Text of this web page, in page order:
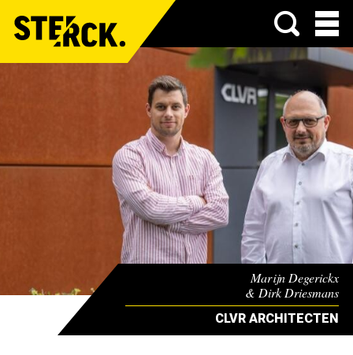
Menu
Marijn Degerickx
& Dirk Driesmans
CLVR ARCHITECTEN